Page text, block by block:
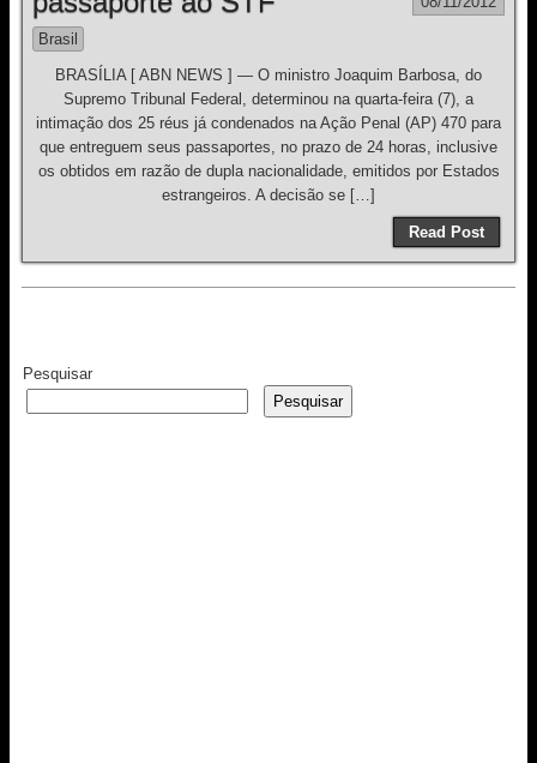
Brasil
BRASÍLIA [ ABN NEWS ] — O ministro Joaquim Barbosa, do
Supremo Tribunal Federal, determinou na quarta-feira (7), a
intimação dos 25 réus já condenados na Ação Penal (AP) 470 para
que entreguem seus passaportes, no prazo de 24 horas, inclusive
os obtidos em razão de dupla nacionalidade, emitidos por Estados
estrangeiros. A decisão se […]
Read Post
Pesquisar
Pesquisar